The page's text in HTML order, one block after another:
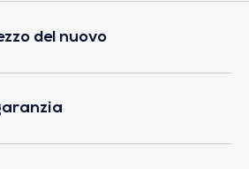
del nuovo